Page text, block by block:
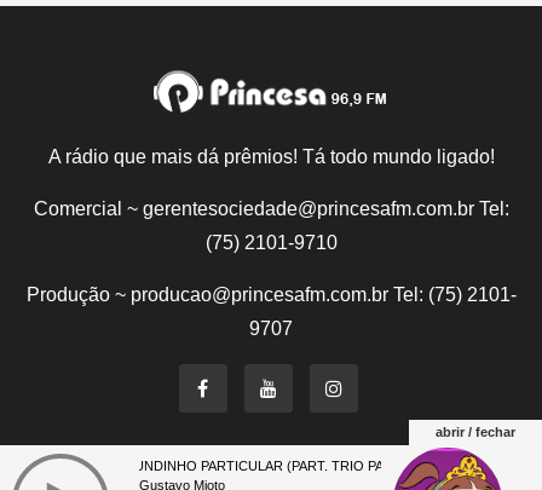
A rádio que mais dá prêmios! Tá todo mundo ligado!
Comercial ~ gerentesociedade@princesafm.com.br Tel:
(75) 2101-9710
Produção ~ producao@princesafm.com.br Tel: (75) 2101-
9707
Um site pertencente a Fundação Santo Antônio © Todos
abrir / fechar
MUNDINHO PARTICULAR (PART. TRIO PARADA DURA) (AO VIVO)
Gustavo Mioto